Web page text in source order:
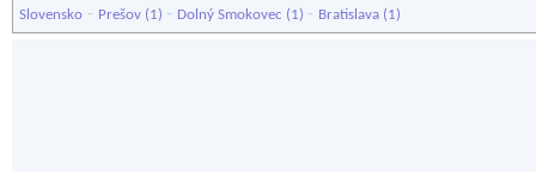
Slovensko - Prešov (1) - Dolný Smokovec (1) - Bratislava (1)